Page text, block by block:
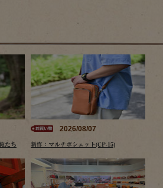
たち
2026/08/07
新作：マルチポシェット(CP-15)